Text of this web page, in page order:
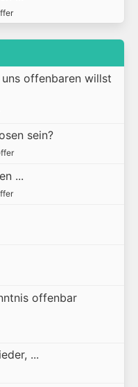
offenbaren willst
sein?
...
offenbar
...